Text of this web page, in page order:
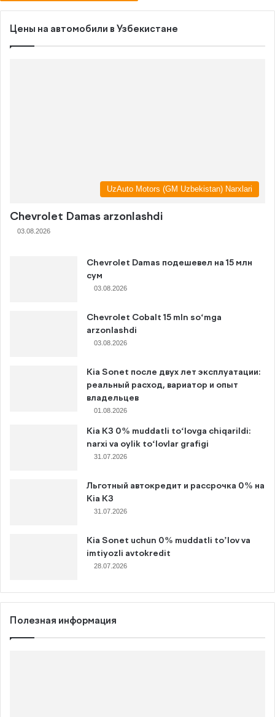
Цены на автомобили в Узбекистане
UzAuto Motors (GM Uzbekistan) Narxlari
Chevrolet Damas arzonlashdi
03.08.2026
Chevrolet Damas подешевел на 15 млн
сум
03.08.2026
Chevrolet Cobalt 15 mln so‘mga
arzonlashdi
03.08.2026
Kia Sonet после двух лет эксплуатации:
реальный расход, вариатор и опыт
владельцев
01.08.2026
Kia K3 0% muddatli to‘lovga chiqarildi:
narxi va oylik to‘lovlar grafigi
31.07.2026
Льготный автокредит и рассрочка 0% на
Kia K3
31.07.2026
Kia Sonet uchun 0% muddatli to’lov va
imtiyozli avtokredit
28.07.2026
Полезная информация